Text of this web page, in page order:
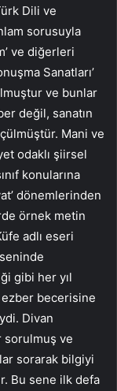
Dili ve
sorusuyla
ve diğerleri
Sanatları’
ve bunlar
değil, sanatın
Mani ve
odaklı şiirsel
konularına
dönemlerinden
örnek metin
adlı eseri
gibi her yıl
becerisine
Divan
sorulmuş ve
sorarak bilgiyi
Bu sene ilk defa